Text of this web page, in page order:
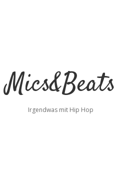
Mics&Beats
Irgendwas mit Hip Hop